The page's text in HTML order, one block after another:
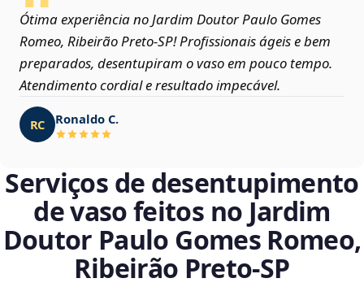
Ótima experiência no Jardim Doutor Paulo Gomes
Romeo, Ribeirão Preto‑SP! Profissionais ágeis e bem
preparados, desentupiram o vaso em pouco tempo.
Atendimento cordial e resultado impecável.
RC Ronaldo C.
Serviços de desentupimento
de vaso feitos no Jardim
Doutor Paulo Gomes Romeo,
Ribeirão Preto‑SP